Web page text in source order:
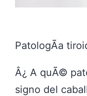
PatologÃ­a
Â¿ A quÃ©
signo del